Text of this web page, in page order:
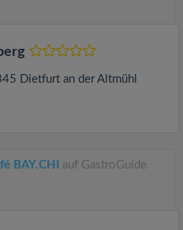
Dietfurt an der Altmühl
BAY.CHI
auf GastroGuide